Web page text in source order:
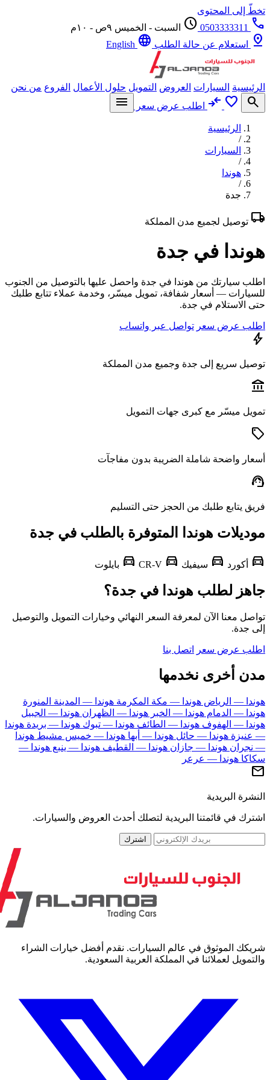
إلى المحتوى
0503333311
scheduleالسبت - الخميس ٩ص - ١٠م
استعلام عن حالة الطلبlanguage
السيارات العروض التمويل حلول الأعمال الفروع من نحن
favorite
compare_arrows اطلب عرض سعر menu
الرئيسية
السيارات
هوندا
جدة
توصيل لجميع مدن المملكة
في جدة
سيارتك من هوندا في جدة واحصل عليها بالتوصيل من الجنوب
— أسعار شفافة، تمويل ميسّر، وخدمة عملاء تتابع طلبك
الاستلام في جدة.
عرض سعر تواصل عبر واتساب
سريع إلى جدة وجميع مدن المملكة
ميسّر مع كبرى جهات التمويل
واضحة شاملة الضريبة بدون مفاجآت
يتابع طلبك من الحجز حتى التسليم
هوندا المتوفرة بالطلب في جدة
أكوردdirections_car سيفيكdirections_car
directions_carبايلوت
لطلب هوندا في جدة؟
معنا الآن لمعرفة السعر النهائي وخيارات التمويل والتوصيل
جدة.
عرض سعر اتصل بنا
أخرى نخدمها
— الرياضهوندا — مكة المكرمةهوندا — المدينة المنورة
— الدمامهوندا — الخبرهوندا — الظهرانهوندا — الجبيل
— الهفوفهوندا — الطائفهوندا — تبوكهوندا — بريدة هوندا
هوندا — حائلهوندا — أبهاهوندا — خميس مشيطهوندا
هوندا — جازانهوندا — القطيفهوندا — ينبع هوندا —
هوندا — عرعر
البريدية
في قائمتنا البريدية لتصلك أحدث العروض والسيارات.
اشترك
الموثوق في عالم السيارات. نقدم أفضل خيارات الشراء
لعملائنا في المملكة العربية السعودية.